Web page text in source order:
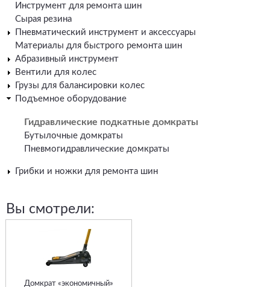
Инструмент для ремонта шин
Сырая резина
Пневматический инструмент и аксессуары
Материалы для быстрого ремонта шин
Абразивный инструмент
Вентили для колес
Грузы для балансировки колес
Подъемное оборудование
Гидравлические подкатные домкраты
Бутылочные домкраты
Пневмогидравлические домкраты
Грибки и ножки для ремонта шин
Вы смотрели:
Домкрат «экономичный»